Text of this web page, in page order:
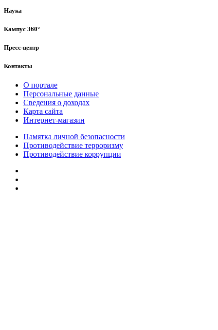
Наука
Кампус 360°
Пресс-центр
Контакты
О портале
Персональные данные
Сведения о доходах
Карта сайта
Интернет-магазин
Памятка личной безопасности
Противодействие терроризму
Противодействие коррупции